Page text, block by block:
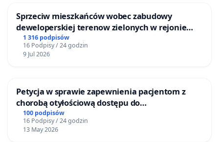
Sprzeciw mieszkańców wobec zabudowy
deweloperskiej terenow zielonych w rejonie
Bulwarów Straceńskich w Bielsku-Białej
1 316 podpisów
16 Podpisy / 24 godzin
9 Jul 2026
Petycja w sprawie zapewnienia pacjentom z
chorobą otyłościową dostępu do
kompleksowego leczenia oraz programów
profilaktycznych.
100 podpisów
16 Podpisy / 24 godzin
13 May 2026